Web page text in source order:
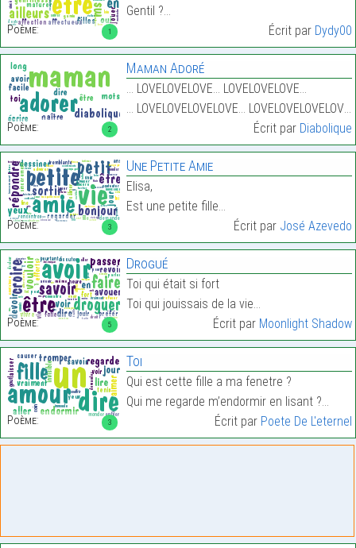
1
Poème:
Gentil ?…
Écrit par Dydy00
2
Poème:
Maman Adoré
… LOVELOVELOVE… LOVELOVELOVE…
… LOVELOVELOVELOVE… LOVELOVELOVELOVE……
Écrit par Diabolique
3
Poème:
Une Petite Amie
Elisa,
Est une petite fille…
Écrit par José Azevedo
5
Poème:
Drogué
Toi qui était si fort
Toi qui jouissais de la vie…
Écrit par Moonlight Shadow
3
Poème:
Toi
Qui est cette fille a ma fenetre ?
Qui me regarde m’endormir en lisant ?…
Écrit par Poete De L'eternel